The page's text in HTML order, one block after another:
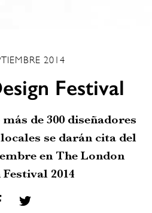
2014
Festival
de 300 diseñadores
se darán cita del
en The London
2014